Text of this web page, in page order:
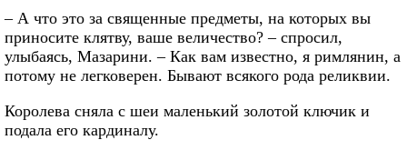
– А что это за священные предметы, на которых вы
приносите клятву, ваше величество? – спросил,
улыбаясь, Мазарини. – Как вам известно, я римлянин, а
потому не легковерен. Бывают всякого рода реликвии.
Королева сняла с шеи маленький золотой ключик и
подала его кардиналу.